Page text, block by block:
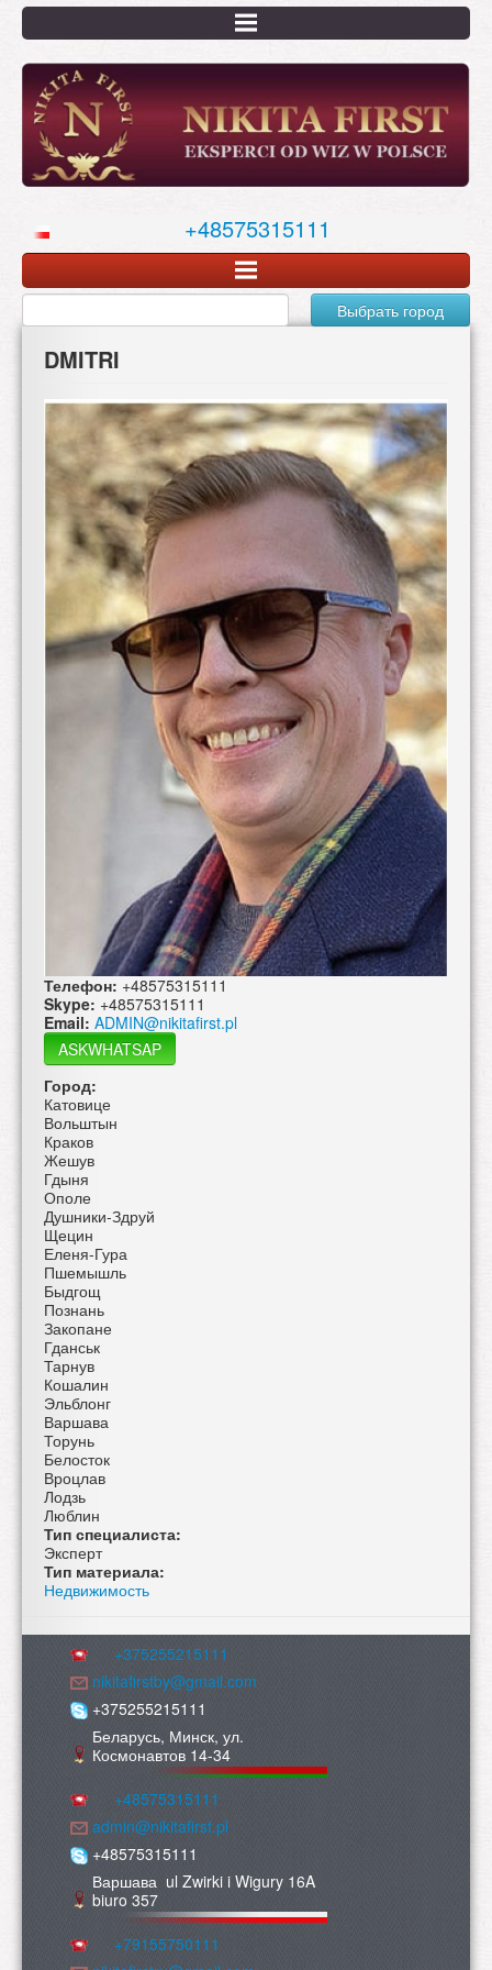
Перейти
основному
содержанию
+48575315111
Выбрать город
DMITRI
Телефон: +48575315111
Skype: +48575315111
Email: ADMIN@nikitafirst.pl
ASKWHATSAP
Город:
Катовице
Вольштын
Краков
Жешув
Гдыня
Ополе
Душники-Здруй
Щецин
Еленя-Гура
Пшемышль
Быдгощ
Познань
Закопане
Гданськ
Тарнув
Кошалин
Эльблонг
Варшава
Торунь
Белосток
Вроцлав
Лодзь
Люблин
Тип специалиста:
Эксперт
Тип материала:
Недвижимость
+375255215111
nikitafirstby@gmail.com
+375255215111
Беларусь, Минск, ул.
Космонавтов 14-34
+48575315111
admin@nikitafirst.pl
+48575315111
Варшава ul Zwirki i Wigury 16A
biuro 357
+79155750111